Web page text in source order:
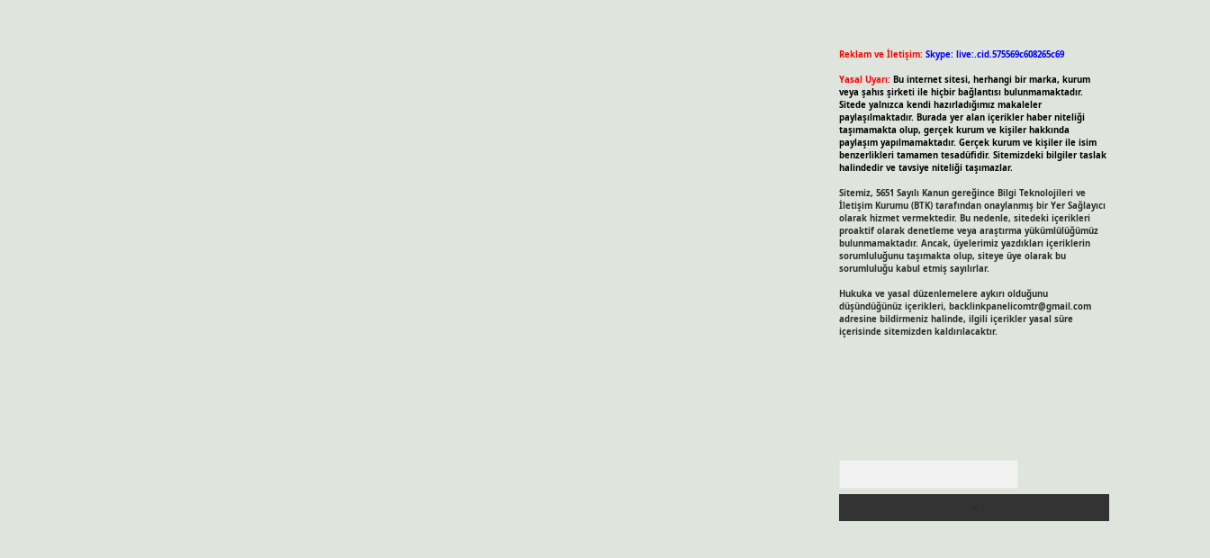
Reklam ve İletişim: Skype: live:.cid.575569c608265c69
Yasal Uyarı: Bu internet sitesi, herhangi bir marka, kurum
veya şahıs şirketi ile hiçbir bağlantısı bulunmamaktadır.
Sitede yalnızca kendi hazırladığımız makaleler
paylaşılmaktadır. Burada yer alan içerikler haber niteliği
taşımamakta olup, gerçek kurum ve kişiler hakkında
paylaşım yapılmamaktadır. Gerçek kurum ve kişiler ile isim
benzerlikleri tamamen tesadüfidir. Sitemizdeki bilgiler taslak
halindedir ve tavsiye niteliği taşımazlar.
Sitemiz, 5651 Sayılı Kanun gereğince Bilgi Teknolojileri ve
İletişim Kurumu (BTK) tarafından onaylanmış bir Yer Sağlayıcı
olarak hizmet vermektedir. Bu nedenle, sitedeki içerikleri
proaktif olarak denetleme veya araştırma yükümlülüğümüz
bulunmamaktadır. Ancak, üyelerimiz yazdıkları içeriklerin
sorumluluğunu taşımakta olup, siteye üye olarak bu
sorumluluğu kabul etmiş sayılırlar.
Hukuka ve yasal düzenlemelere aykırı olduğunu
düşündüğünüz içerikleri, backlinkpanelicomtr@gmail.com
adresine bildirmeniz halinde, ilgili içerikler yasal süre
içerisinde sitemizden kaldırılacaktır.